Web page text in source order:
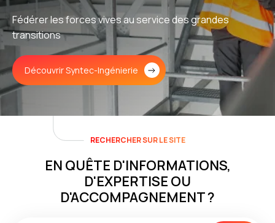
Fédérer les forces vives au service des grandes
transitions
Découvrir Syntec-Ingénierie
RECHERCHER SUR LE SITE
EN QUÊTE D'INFORMATIONS,
D'EXPERTISE OU
D'ACCOMPAGNEMENT ?